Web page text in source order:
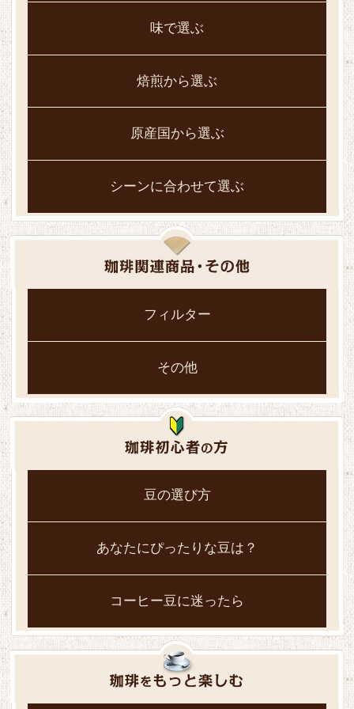
味で選ぶ
焙煎から選ぶ
原産国から選ぶ
シーンに合わせて選ぶ
フィルター
その他
豆の選び方
あなたにぴったりな豆は？
コーヒー豆に迷ったら